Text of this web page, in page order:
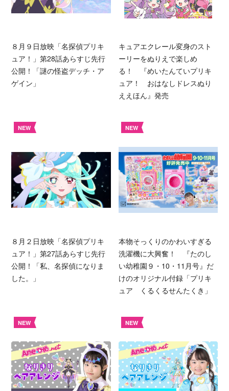
８月９日放映「名探偵プリキ
ュア！」第28話あらすじ先行
公開！「謎の怪盗デッチ・ア
ゲイン」
キュアエクレール変身のスト
ーリーをぬりえで楽しめ
る！ 『めいたんていプリキ
ュア！ おはなしドレスぬり
ええほん』発売
NEW
８月２日放映「名探偵プリキ
ュア！」第27話あらすじ先行
公開！「私、名探偵になりま
した。」
NEW
本物そっくりのかわいすぎる
洗濯機に大興奮！ 『たのし
い幼稚園９・10・11月号』だ
けのオリジナル付録「プリキ
ュア くるくるせんたくき」
NEW NEW